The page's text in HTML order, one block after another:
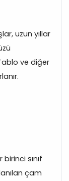
uzun yıllar
ve diğer
sınıf
çam